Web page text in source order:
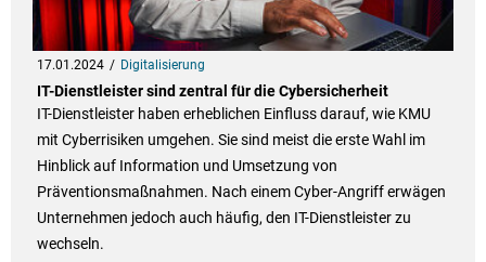
17.01.2024 Digitalisierung
IT-Dienstleister sind zentral für die Cybersicherheit
IT-Dienstleister haben erheblichen Einfluss darauf, wie KMU
mit Cyberrisiken umgehen. Sie sind meist die erste Wahl im
Hinblick auf Information und Umsetzung von
Präventionsmaßnahmen. Nach einem Cyber-Angriff erwägen
Unternehmen jedoch auch häufig, den IT-Dienstleister zu
wechseln.